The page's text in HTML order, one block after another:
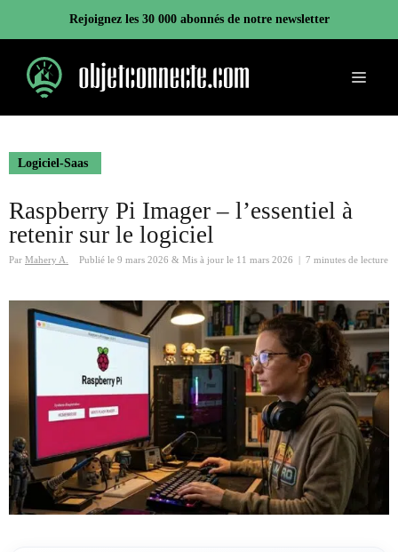
contenu
Rejoignez les 30 000 abonnés de notre newsletter
Menu
Logiciel-Saas
Raspberry Pi Imager – l’essentiel à
retenir sur le logiciel
Par Mahery A. Publié le 9 mars 2026 & Mis à jour le 11 mars 2026 7 minutes de lecture